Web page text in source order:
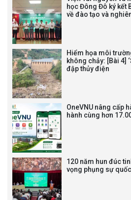
NĂM
VIỆN
vị trí
nghiệp
Bảo vệ
học Đông Đô ký kết
về đào tạo và
Hiểm họa môi
không chảy: [Bài 4]
đập thủy điện
OneVNU nâng cấp
hành cùng hơn
120 năm hun đúc
vọng phụng sự